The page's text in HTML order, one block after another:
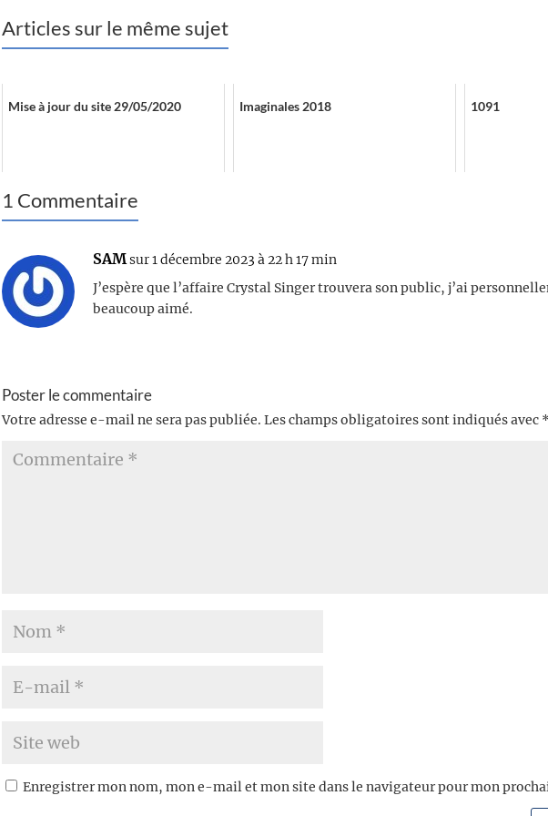
Articles sur le même sujet
Mise à jour du site 29/05/2020 Imaginales 2018 1091
1 Commentaire
SAMsur 1 décembre 2023 à 22 h 17 min
J’espère que l’affaire Crystal Singer trouvera son public, j’ai
beaucoup aimé.
Poster le commentaire
Votre adresse e-mail ne sera pas publiée. Les champs obligatoires sont indiqués avec *
Enregistrer mon nom, mon e-mail et mon site dans le navigateur pour mon